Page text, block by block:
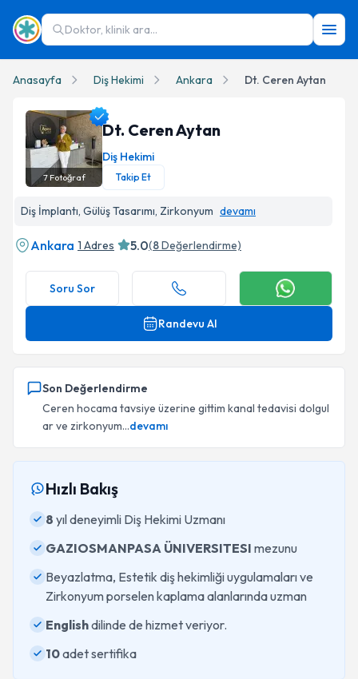
Doktor, klinik ara...
Anasayfa Diş Hekimi Ankara Dt. Ceren Aytan
7Fotoğraf
Dt. Ceren Aytan
Diş Hekimi
Takip Et
Diş İmplantı, Gülüş Tasarımı, Zirkonyum devamı
Ankara 1 Adres 5.0(8Değerlendirme)
Soru Sor
Randevu Al
Son Değerlendirme
Ceren hocama tavsiye üzerine gittim kanal tedavisi dolgul
ar ve zirkonyum...devamı
Hızlı Bakış
8 yıl deneyimli Diş Hekimi Uzmanı
GAZIOSMANPASA ÜNIVERSITESI mezunu
Beyazlatma, Estetik diş hekimliği uygulamaları ve
Zirkonyum porselen kaplama alanlarında uzman
Englishdilinde de hizmet veriyor.
10adet sertifika